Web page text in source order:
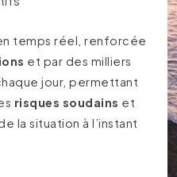
temps réel, renforcée
et par des milliers
jour, permettant
risques soudains et
la situation à l’instant